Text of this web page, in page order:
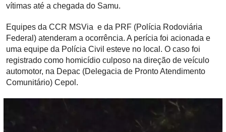
vítimas até a chegada do Samu.
Equipes da CCR MSVia e da PRF (Polícia Rodoviária
Federal) atenderam a ocorrência. A perícia foi acionada e
uma equipe da Polícia Civil esteve no local. O caso foi
registrado como homicídio culposo na direção de veículo
automotor, na Depac (Delegacia de Pronto Atendimento
Comunitário) Cepol.